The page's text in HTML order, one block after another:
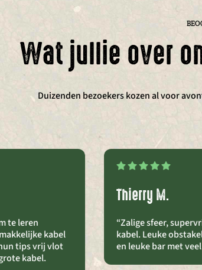
Wat jullie over
Duizenden bezoekers kozen al voor
te leren
kabel
tips vrij vlot
kabel.
Thierry M.
“Zalige sfeer,
kabel. Leuke
en leuke bar met